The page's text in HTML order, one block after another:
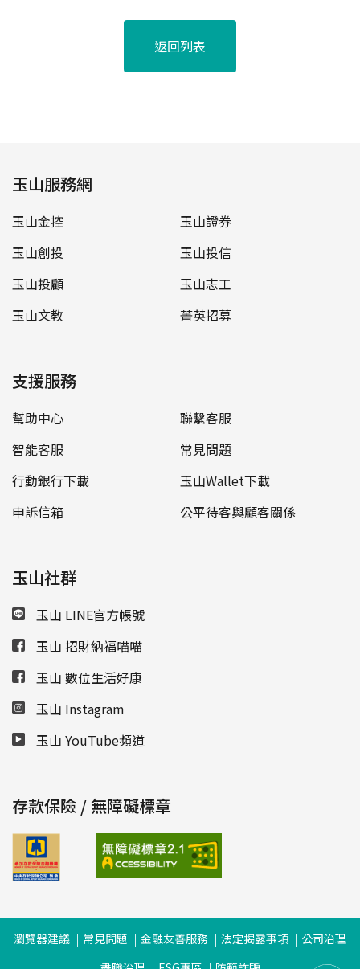
返回列表
玉山服務網
玉山金控
玉山證券
玉山創投
玉山投信
玉山投顧
玉山志工
玉山文教
菁英招募
支援服務
幫助中心
聯繫客服
智能客服
常見問題
行動銀行下載
玉山Wallet下載
申訴信箱
公平待客與顧客關係
玉山社群
玉山 LINE官方帳號
玉山 招財納福喵喵
玉山 數位生活好康
玉山 Instagram
玉山 YouTube頻道
存款保險 / 無障礙標章
瀏覽器建議 常見問題 金融友善服務 法定揭露事項
公司治理